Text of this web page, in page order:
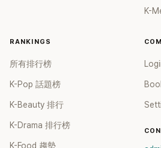
K-
RANKINGS
所有排行榜
K-Pop 話題榜
K-Beauty 排行
K-Drama 排行榜
K-Food 趨勢